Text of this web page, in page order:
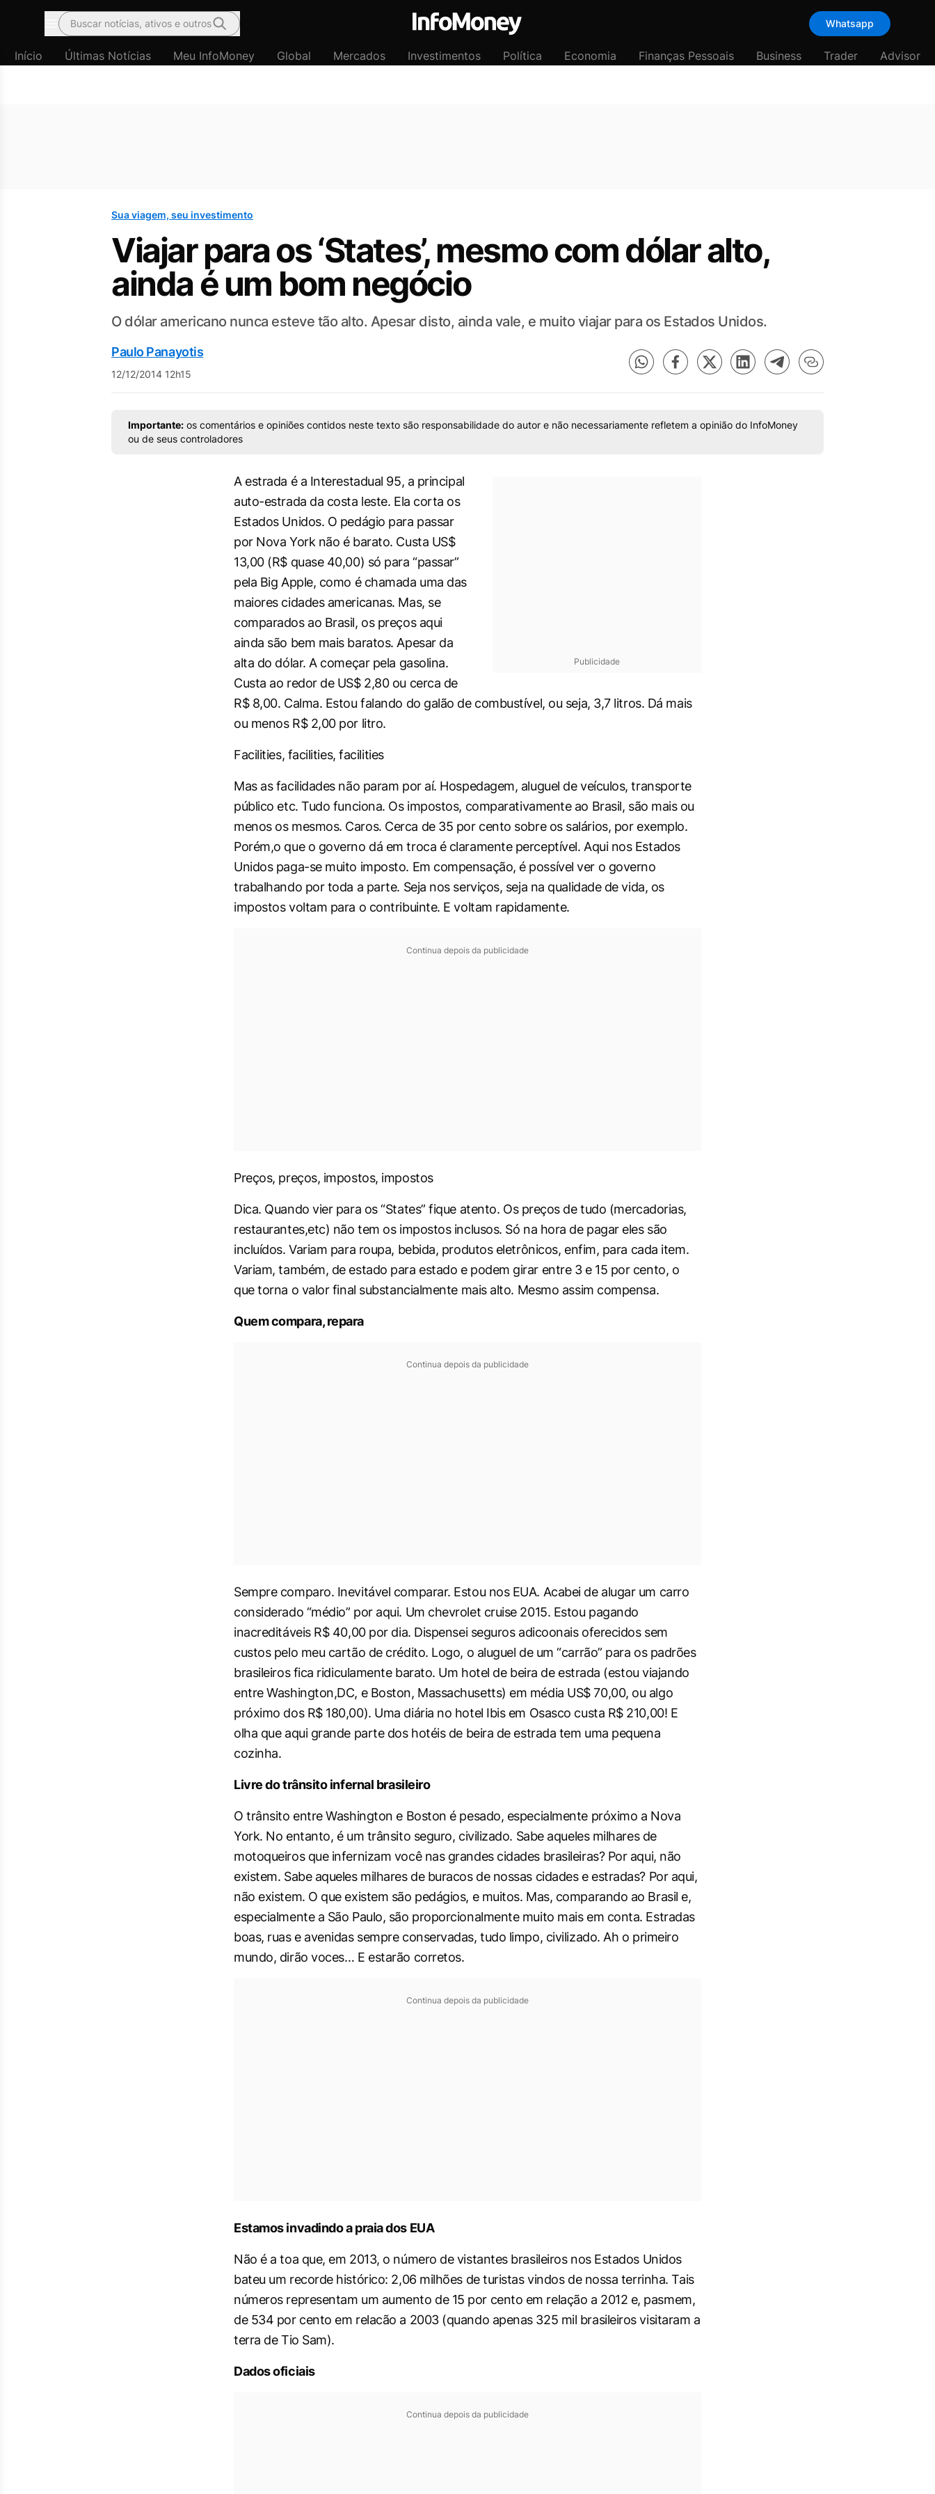
Menu
Buscar notícias, ativos e outros Whatsapp
Início Últimas Notícias Meu InfoMoney Global Mercados Investimentos Política Economia Finanças Pessoais Business Trader Advisor
Sua viagem, seu investimento
Viajar para os ‘States’, mesmo com dólar alto,
ainda é um bom negócio
O dólar americano nunca esteve tão alto. Apesar disto, ainda vale, e muito viajar para os Estados Unidos.
Paulo Panayotis
12/12/2014 12h15
Importante: os comentários e opiniões contidos neste texto são responsabilidade do autor e não necessariamente refletem a opinião do InfoMoney
ou de seus controladores
Publicidade
A estrada é a Interestadual 95, a principal
auto-estrada da costa leste. Ela corta os
Estados Unidos. O pedágio para passar
por Nova York não é barato. Custa US$
13,00 (R$ quase 40,00) só para “passar”
pela Big Apple, como é chamada uma das
maiores cidades americanas. Mas, se
comparados ao Brasil, os preços aqui
ainda são bem mais baratos. Apesar da
alta do dólar. A começar pela gasolina.
Custa ao redor de US$ 2,80 ou cerca de
R$ 8,00. Calma. Estou falando do galão de combustível, ou seja, 3,7 litros. Dá mais
ou menos R$ 2,00 por litro.
Facilities, facilities, facilities
Mas as facilidades não param por aí. Hospedagem, aluguel de veículos, transporte
público etc.Tudo funciona. Os impostos, comparativamente ao Brasil, são mais ou
menos os mesmos. Caros. Cerca de 35 por cento sobre os salários, por exemplo.
Porém,o que o governo dá em troca é claramente perceptível. Aqui nos Estados
Unidos paga-se muito imposto. Em compensação, é possível ver o governo
trabalhando por toda a parte. Seja nos serviços, seja na qualidade de vida, os
impostos voltam para o contribuinte. E voltam rapidamente.
Continua depois da publicidade
Preços, preços, impostos, impostos
Dica. Quando vier para os “States” fique atento. Os preços de tudo (mercadorias,
restaurantes,etc) não tem os impostos inclusos. Só na hora de pagar eles são
incluídos. Variam para roupa, bebida, produtos eletrônicos, enfim, para cada item.
Variam, também, de estado para estado e podem girar entre 3 e 15 por cento, o
que torna o valor final substancialmente mais alto. Mesmo assim compensa.
Quem compara, repara
Continua depois da publicidade
Sempre comparo. Inevitável comparar. Estou nos EUA. Acabei de alugar um carro
considerado “médio” por aqui. Um chevrolet cruise 2015. Estou pagando
inacreditáveis R$ 40,00 por dia. Dispensei seguros adicoonais oferecidos sem
custos pelo meu cartão de crédito. Logo, o aluguel de um “carrão” para os padrões
brasileiros fica ridiculamente barato. Um hotel de beira de estrada (estou viajando
entre Washington,DC, e Boston, Massachusetts) em média US$ 70,00, ou algo
próximo dos R$ 180,00). Uma diária no hotel Ibis em Osasco custa R$ 210,00! E
olha que aqui grande parte dos hotéis de beira de estrada tem uma pequena
cozinha.
Livre do trânsito infernal brasileiro
O trânsito entre Washington e Boston é pesado, especialmente próximo a Nova
York. No entanto, é um trânsito seguro, civilizado. Sabe aqueles milhares de
motoqueiros que infernizam você nas grandes cidades brasileiras? Por aqui, não
existem. Sabe aqueles milhares de buracos de nossas cidades e estradas? Por aqui,
não existem. O que existem são pedágios, e muitos. Mas, comparando ao Brasil e,
especialmente a São Paulo, são proporcionalmente muito mais em conta. Estradas
boas, ruas e avenidas sempre conservadas, tudo limpo, civilizado. Ah o primeiro
mundo, dirão voces… E estarão corretos.
Continua depois da publicidade
Estamos invadindo a praia dos EUA
Não é a toa que, em 2013, o número de vistantes brasileiros nos Estados Unidos
bateu um recorde histórico: 2,06 milhões de turistas vindos de nossa terrinha. Tais
números representam um aumento de 15 por cento em relação a 2012 e, pasmem,
de 534 por cento em relacão a 2003 (quando apenas 325 mil brasileiros visitaram a
terra de Tio Sam).
Dados oficiais
Continua depois da publicidade